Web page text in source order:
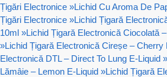
Țigări Electronice »Lichid Cu Aroma De
Țigări Electronice »Lichid Țigară
10ml »Lichid Țigară Electronică Ciocolată
»Lichid Țigară Electronică Cireșe – Cherry
Electronică DTL – Direct To Lung E-Liquid »
Lămâie – Lemon E-Liquid »Lichid Țigară